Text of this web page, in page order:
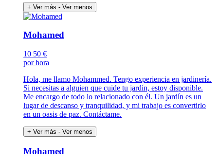
+ Ver más - Ver menos
Mohamed
10 50 €
por hora
Hola, me llamo Mohammed. Tengo experiencia en jardinería.
Si necesitas a alguien que cuide tu jardín, estoy disponible.
Me encargo de todo lo relacionado con él. Un jardín es un
lugar de descanso y tranquilidad, y mi trabajo es convertirlo
en un oasis de paz. Contáctame.
+ Ver más - Ver menos
Mohamed